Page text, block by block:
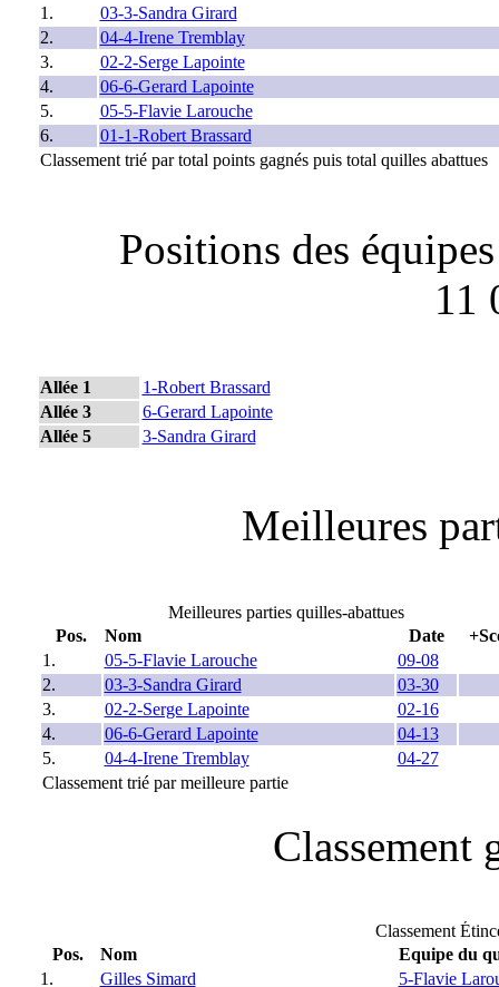
1.
03-3-Sandra Girard
2.
04-4-Irene Tremblay
3.
02-2-Serge Lapointe
4.
06-6-Gerard Lapointe
5.
05-5-Flavie Larouche
6.
01-1-Robert Brassard
Classement trié par total points gagnés puis total quilles abattues
Positions des
11
Allée 1
1-Robert Brassard
Allée 3
6-Gerard Lapointe
Allée 5
3-Sandra Girard
Meilleures
Meilleures parties quilles-abattues
Pos.
Nom Date
1.
05-5-Flavie Larouche
09-08
2.
03-3-Sandra Girard
03-30
3.
02-2-Serge Lapointe
02-16
4.
06-6-Gerard Lapointe
04-13
5.
04-4-Irene Tremblay
04-27
Classement trié par meilleure partie
Classement
Classement
Pos.
Nom
Equipe du
1.
Gilles Simard
5-Flavie